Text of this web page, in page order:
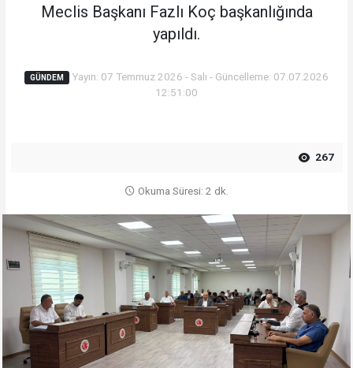
Meclis Başkanı Fazlı Koç başkanlığında
yapıldı.
GÜNDEM
Yayın: 07 Temmuz 2026 - Salı - Güncelleme: 07.07.2026
12:51:00
267
Okuma Süresi: 2 dk.